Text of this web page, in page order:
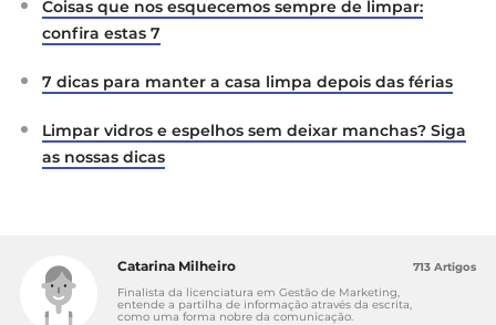
Coisas que nos esquecemos sempre de limpar:
confira estas 7
7 dicas para manter a casa limpa depois das férias
Limpar vidros e espelhos sem deixar manchas? Siga
as nossas dicas
Catarina Milheiro
Finalista da licenciatura em Gestão de Marketing,
entende a partilha de informação através da escrita,
como uma forma nobre da comunicação.
713 Artigos